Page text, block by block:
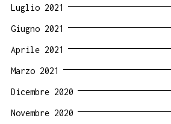
Luglio 2021
Giugno 2021
Aprile 2021
Marzo 2021
Dicembre 2020
Novembre 2020